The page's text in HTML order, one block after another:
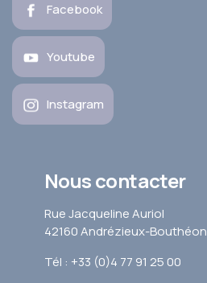
Facebook
Youtube
Instagram
Nous contacter
Rue Jacqueline Auriol
42160 Andrézieux-Bouthéon
Tél : +33 (0)4 77 91 25 00